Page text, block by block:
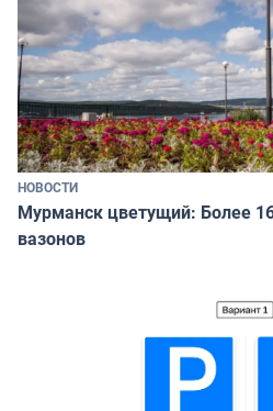
НОВОСТИ
Мурманск цветущий: Более
вазонов